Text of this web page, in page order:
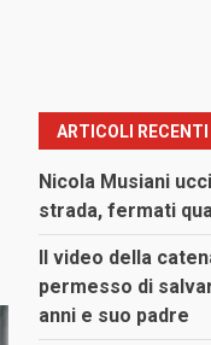
ARTICOLI RECENTI
Nicola Musiani
strada, fermati
Il video della
permesso di
anni e suo padre